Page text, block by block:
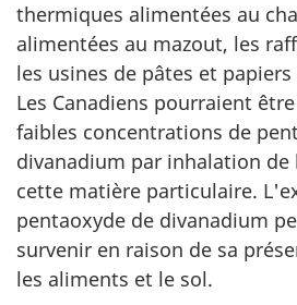
thermiques alimentées au
alimentées au mazout, les
les usines de pâtes et
Les Canadiens pourraient
faibles concentrations de
divanadium par inhalation
cette matière particulaire.
pentaoxyde de divanadium
survenir en raison de sa
les aliments et le sol.